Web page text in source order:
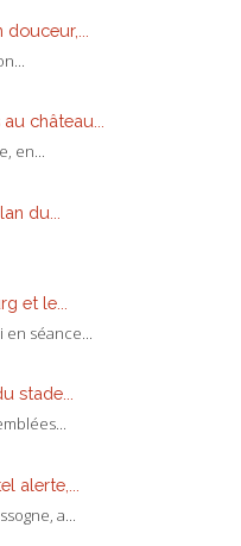
château...
en...
du...
et le...
en séance...
stade...
alerte,...
a...